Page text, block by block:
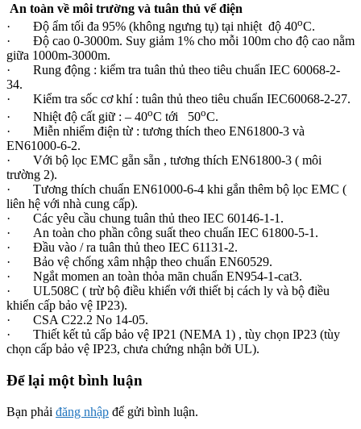
An toàn về môi trường và tuân thủ vể điện
· Độ ẩm tối đa 95% (không ngưng tụ) tại nhiệt độ 40oC.
· Độ cao 0-3000m. Suy giảm 1% cho mỗi 100m cho độ cao nằm
giữa 1000m-3000m.
· Rung động : kiểm tra tuân thủ theo tiêu chuẩn IEC 60068-2-
34.
· Kiểm tra sốc cơ khí : tuân thủ theo tiêu chuẩn IEC60068-2-27.
· Nhiệt độ cất giữ : – 40oC tới 50oC.
· Miễn nhiểm điện từ : tương thích theo EN61800-3 và
EN61000-6-2.
· Với bộ lọc EMC gẵn sẵn , tương thích EN61800-3 ( môi
trường 2).
· Tương thích chuẩn EN61000-6-4 khi gắn thêm bộ lọc EMC (
liên hệ với nhà cung cấp).
· Các yêu cầu chung tuân thủ theo IEC 60146-1-1.
· An toàn cho phần công suất theo chuẩn IEC 61800-5-1.
· Đầu vào / ra tuân thủ theo IEC 61131-2.
· Bảo vệ chống xâm nhập theo chuẩn EN60529.
· Ngắt momen an toàn thỏa mãn chuẩn EN954-1-cat3.
· UL508C ( trừ bộ điều khiển với thiết bị cách ly và bộ điều
khiển cấp bảo vệ IP23).
· CSA C22.2 No 14-05.
· Thiết kết tủ cấp bảo vệ IP21 (NEMA 1) , tùy chọn IP23 (tùy
chọn cấp bảo vệ IP23, chưa chứng nhận bởi UL).
Để lại một bình luận
Bạn phải đăng nhập để gửi bình luận.